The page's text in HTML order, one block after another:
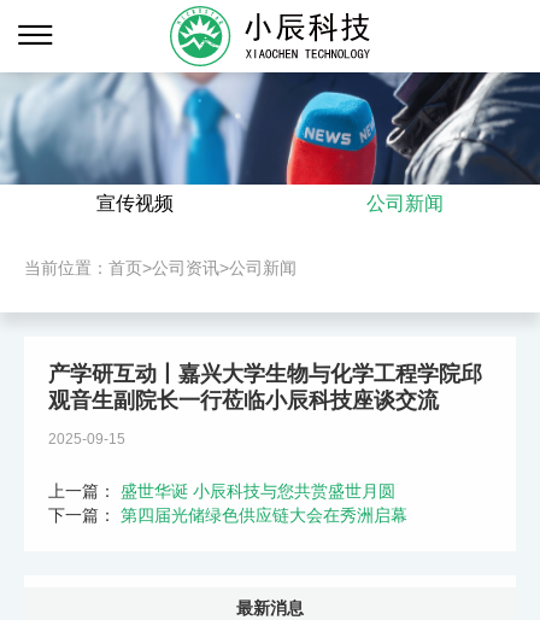
宣传视频 公司新闻
当前位置： 首页>公司资讯>公司新闻
产学研互动丨嘉兴大学生物与化学工程学院邱
观音生副院长一行莅临小辰科技座谈交流
2025-09-15
上一篇： 盛世华诞 小辰科技与您共赏盛世月圆
下一篇： 第四届光储绿色供应链大会在秀洲启幕
最新消息